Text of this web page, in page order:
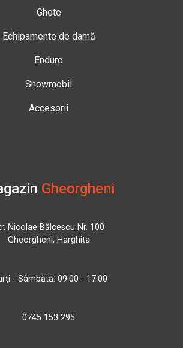
Ghete
Echipamente de damă
Enduro
Snowmobil
Accesorii
Gheorgheni
Nicolae Bălcescu Nr. 100
Gheorgheni, Harghita
- Sâmbătă: 09:00 - 17:00
0745 153 295